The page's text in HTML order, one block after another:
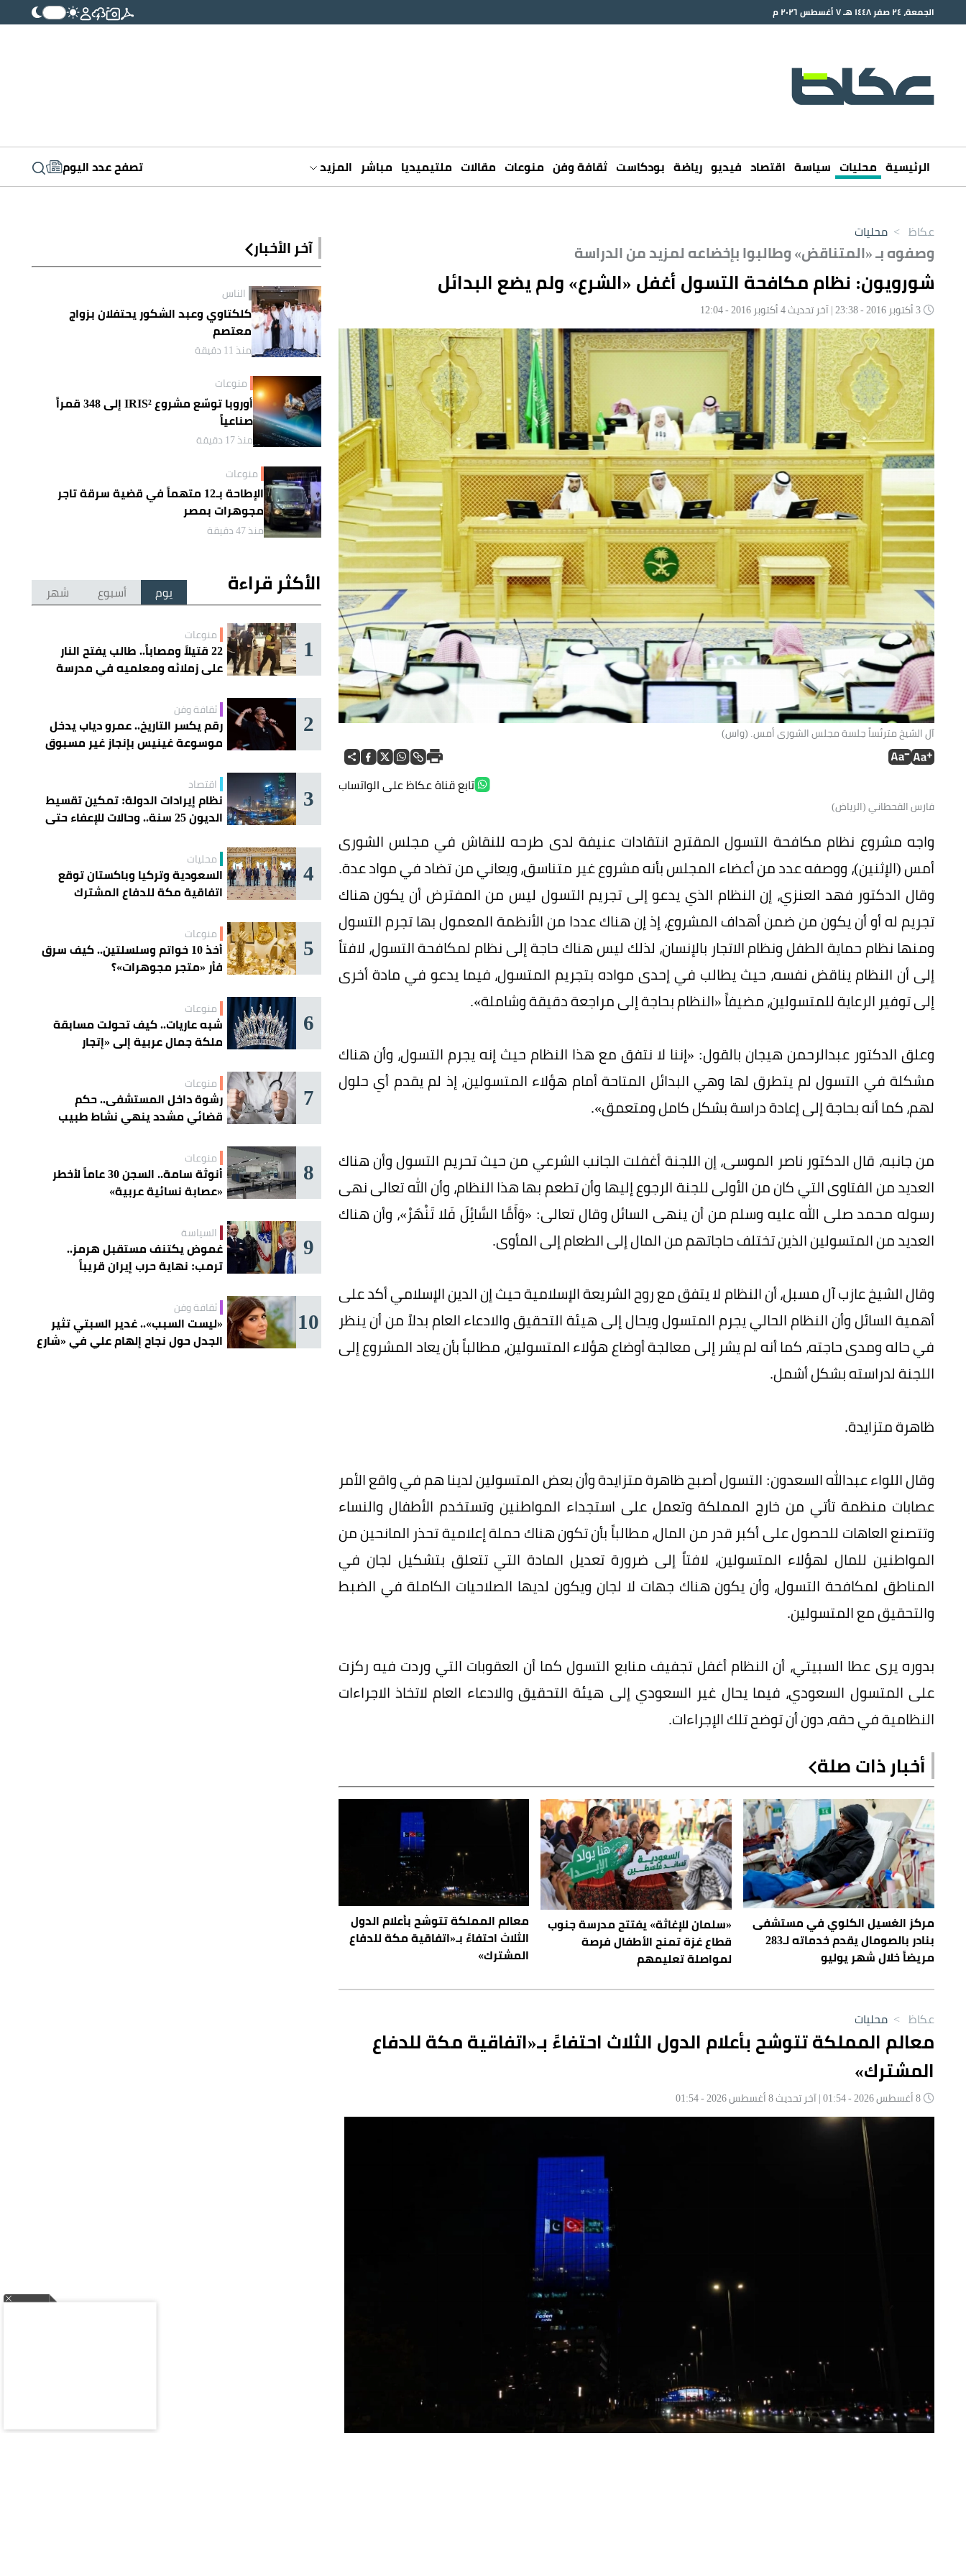
الجمعة، ٢٤ صفر ١٤٤٨ هـ ٧ أغسطس ٢٠٢٦ م
الرئيسية محليات سياسة اقتصاد فيديو رياضة بودكاست ثقافة وفن منوعات مقالات ملتيميديا مباشر المزيد تصفح عدد اليوم
عكاظ > محليات
وصفوه بـ «المتناقض» وطالبوا بإخضاعه لمزيد من الدراسة
شورويون: نظام مكافحة التسول أغفل «الشرع» ولم يضع البدائل
آل الشيخ مترئساً جلسة مجلس الشورى أمس. (واس)
تابع قناة عكاظ على الواتساب
فارس القحطاني (الرياض)
واجه مشروع نظام مكافحة التسول المقترح انتقادات عنيفة لدى طرحه للنقاش في مجلس الشورى
أمس (الإثنين)، ووصفه عدد من أعضاء المجلس بأنه مشروع غير متناسق، ويعاني من تضاد في مواد عدة.
وقال الدكتور فهد العنزي، إن النظام الذي يدعو إلى تجريم التسول ليس من المفترض أن يكون هناك
تجريم له أو أن يكون من ضمن أهداف المشروع، إذ إن هناك عددا من الأنظمة المعمول بها تجرم التسول
ومنها نظام حماية الطفل ونظام الاتجار بالإنسان، لذلك ليس هناك حاجة إلى نظام لمكافحة التسول، لافتاً
إلى أن النظام يناقض نفسه، حيث يطالب في إحدى مواده بتجريم المتسول، فيما يدعو في مادة أخرى
إلى توفير الرعاية للمتسولين، مضيفاً «النظام بحاجة إلى مراجعة دقيقة وشاملة».
وعلق الدكتور عبدالرحمن هيجان بالقول: «إننا لا نتفق مع هذا النظام حيث إنه يجرم التسول، وأن هناك
مشكلة في التسول لم يتطرق لها وهي البدائل المتاحة أمام هؤلاء المتسولين، إذ لم يقدم أي حلول
لهم، كما أنه بحاجة إلى إعادة دراسة بشكل كامل ومتعمق».
من جانبه، قال الدكتور ناصر الموسى، إن اللجنة أغفلت الجانب الشرعي من حيث تحريم التسول وأن هناك
العديد من الفتاوى التي كان من الأولى للجنة الرجوع إليها وأن تطعم بها هذا النظام، وأن الله تعالى نهى
رسوله محمد صلى الله عليه وسلم من أن ينهى السائل وقال تعالى: «وَأَمَّا السَّائِلَ فَلا تَنْهَرْ»، وأن هناك
العديد من المتسولين الذين تختلف حاجاتهم من المال إلى الطعام إلى المأوى.
وقال الشيخ عازب آل مسبل، أن النظام لا يتفق مع روح الشريعة الإسلامية حيث إن الدين الإسلامي أكد على
أهمية السائل وأن النظام الحالي يجرم المتسول ويحال إلى هيئة التحقيق والادعاء العام بدلاً من أن ينظر
في حاله ومدى حاجته، كما أنه لم يشر إلى معالجة أوضاع هؤلاء المتسولين، مطالباً بأن يعاد المشروع إلى
اللجنة لدراسته بشكل أشمل.
ظاهرة متزايدة.
وقال اللواء عبدالله السعدون: التسول أصبح ظاهرة متزايدة وأن بعض المتسولين لدينا هم في واقع الأمر
عصابات منظمة تأتي من خارج المملكة وتعمل على استجداء المواطنين وتستخدم الأطفال والنساء
وتتصنع العاهات للحصول على أكبر قدر من المال، مطالباً بأن تكون هناك حملة إعلامية تحذر المانحين من
المواطنين للمال لهؤلاء المتسولين، لافتاً إلى ضرورة تعديل المادة التي تتعلق بتشكيل لجان في
المناطق لمكافحة التسول، وأن يكون هناك جهات لا لجان ويكون لديها الصلاحيات الكاملة في الضبط
والتحقيق مع المتسولين.
بدوره يرى عطا السبيتي، أن النظام أغفل تجفيف منابع التسول كما أن العقوبات التي وردت فيه ركزت
على المتسول السعودي، فيما يحال غير السعودي إلى هيئة التحقيق والادعاء العام لاتخاذ الاجراءات
النظامية في حقه، دون أن توضح تلك الإجراءات.
أخبار ذات صلة
مركز الغسيل الكلوي في مستشفى
بنادر بالصومال يقدم خدماته لـ283
مريضاً خلال شهر يوليو
«سلمان للإغاثة» يفتتح مدرسة جنوب
قطاع غزة تمنح الأطفال فرصة
لمواصلة تعليمهم
معالم المملكة تتوشح بأعلام الدول
الثلاث احتفاءً بـ«اتفاقية مكة للدفاع
المشترك»
آخر الأخبار
الناس
كلكتاوي وعبد الشكور يحتفلان بزواج
معتصم
منذ 11 دقيقة
منوعات
أوروبا توسّع مشروع IRIS² إلى 348 قمراً
صناعياً
منذ 17 دقيقة
منوعات
الإطاحة بـ12 متهماً في قضية سرقة تاجر
مجوهرات بمصر
منذ 47 دقيقة
الأكثر قراءة يوم أسبوع شهر
1 منوعات
22 قتيلاً ومصاباً.. طالب يفتح النار
على زملائه ومعلميه في مدرسة
2 ثقافة وفن
رقم يكسر التاريخ.. عمرو دياب يدخل
موسوعة غينيس بإنجاز غير مسبوق
3 اقتصاد
نظام إيرادات الدولة: تمكين تقسيط
الديون 25 سنة.. وحالات للإعفاء حتى
4 محليات
السعودية وتركيا وباكستان توقع
اتفاقية مكة للدفاع المشترك
5 منوعات
أخذ 10 خواتم وسلسلتين.. كيف سرق
فأر «متجر مجوهرات»؟
6 منوعات
شبه عاريات.. كيف تحولت مسابقة
ملكة جمال عربية إلى «إتجار
7 منوعات
رشوة داخل المستشفى.. حكم
قضائي مشدد ينهي نشاط طبيب
8 منوعات
أنوثة سامة.. السجن 30 عاماً لأخطر
«عصابة نسائية عربية»
9 السياسة
غموض يكتنف مستقبل هرمز..
ترمب: نهاية حرب إيران قريباً
10 ثقافة وفن
«ليست السبب».. غدير السبتي تثير
الجدل حول نجاح إلهام علي في «شارع
عكاظ > محليات
معالم المملكة تتوشح بأعلام الدول الثلاث احتفاءً بـ«اتفاقية مكة للدفاع
المشترك»